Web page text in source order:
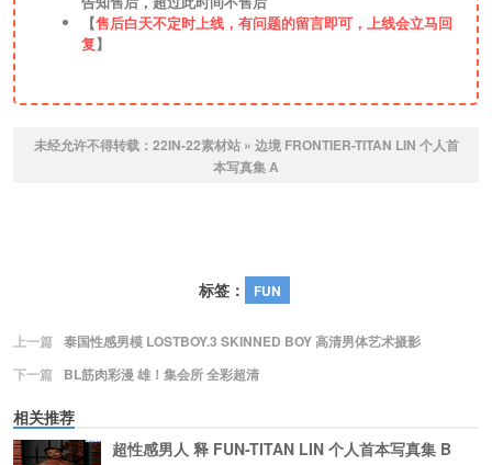
【售后白天不定时上线，有问题的留言即可，上线会立马回
复】
未经允许不得转载： 22IN-22素材站» 边境 FRONTIER-TITAN LIN 个人首
本写真集 A
标签： FUN
上一篇 泰国性感男模 LOSTBOY.3 SKINNED BOY 高清男体艺术摄影
下一篇
BL筋肉彩漫 雄！集会所 全彩超清
相关推荐
超性感男人 释 FUN-TITAN LIN 个人首本写真集 B